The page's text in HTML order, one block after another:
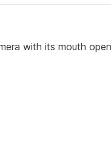
with its mouth